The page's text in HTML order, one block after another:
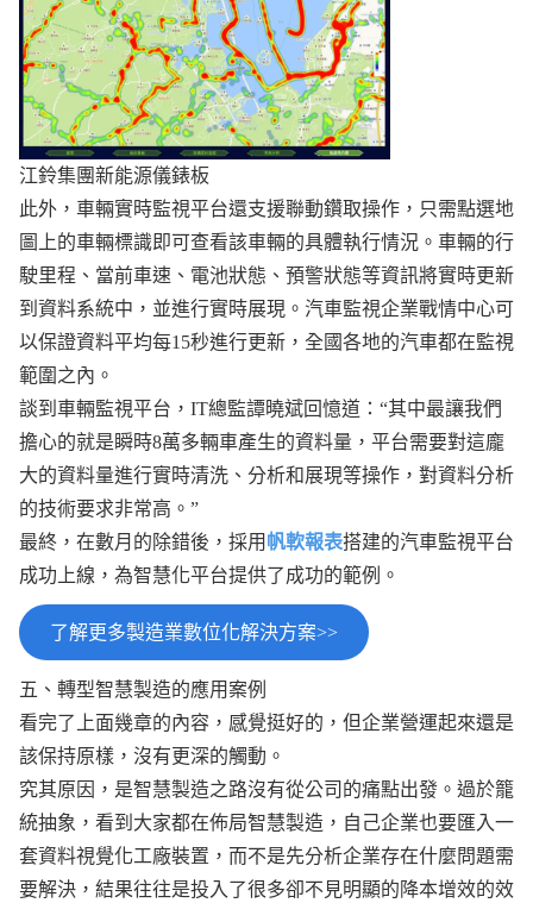
江鈴集團新能源儀錶板
此外，車輛實時監視平台還支援聯動鑽取操作，只需點選地
圖上的車輛標識即可查看該車輛的具體執行情況。車輛的行
駛里程、當前車速、電池狀態、預警狀態等資訊將實時更新
到資料系統中，並進行實時展現。汽車監視企業戰情中心可
以保證資料平均每15秒進行更新，全國各地的汽車都在監視
範圍之內。
談到車輛監視平台，IT總監譚曉斌回憶道：“其中最讓我們
擔心的就是瞬時8萬多輛車產生的資料量，平台需要對這龐
大的資料量進行實時清洗、分析和展現等操作，對資料分析
的技術要求非常高。”
最終，在數月的除錯後，採用 帆軟報表搭建的汽車監視平台
成功上線，為智慧化平台提供了成功的範例。
了解更多製造業數位化解決方案>>
五、轉型智慧製造的應用案例
看完了上面幾章的內容，感覺挺好的，但企業營運起來還是
該保持原樣，沒有更深的觸動。
究其原因，是智慧製造之路沒有從公司的痛點出發。過於籠
統抽象，看到大家都在佈局智慧製造，自己企業也要匯入一
套資料視覺化工廠裝置，而不是先分析企業存在什麼問題需
要解決，結果往往是投入了很多卻不見明顯的降本增效的效